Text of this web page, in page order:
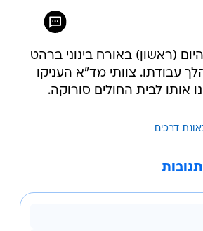
35 נפצע היום (ראשון) באורח בינוני ברהט
עבודתו. צוותי מד"א העניקו
אותו לבית החולים סורוקה.
דרכים